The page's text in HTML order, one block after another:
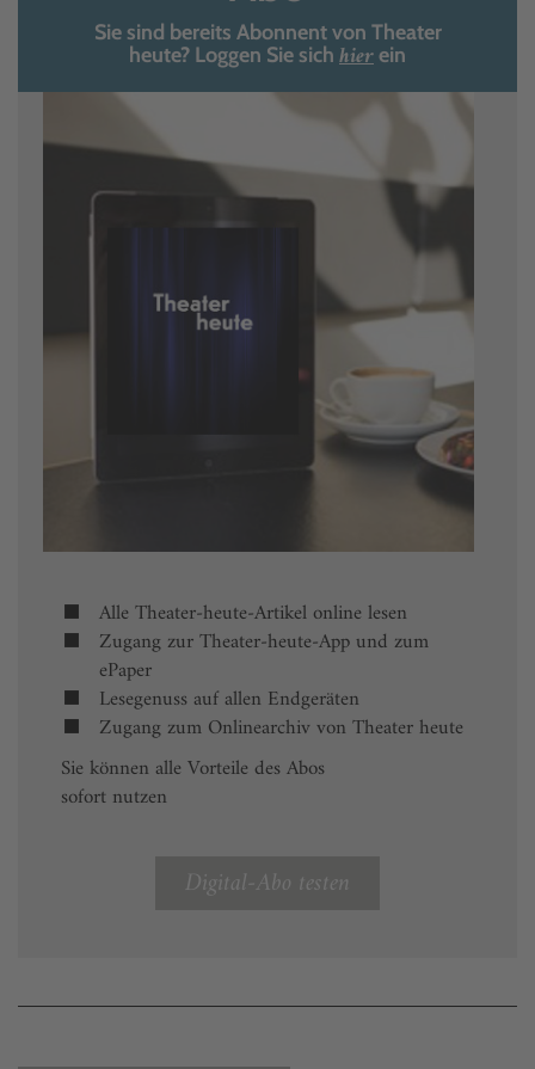
Sie sind bereits Abonnent von Theater
heute? Loggen Sie sich hierein
Alle Theater-heute-Artikel online lesen
Zugang zur Theater-heute-App und zum
ePaper
Lesegenuss auf allen Endgeräten
Zugang zum Onlinearchiv von Theater heute
Sie können alle Vorteile des Abos
sofort nutzen
Digital-Abo testen